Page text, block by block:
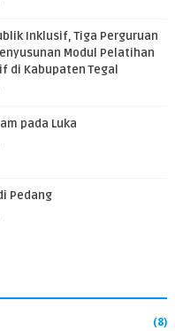
Inklusif, Tiga Perguruan
Modul Pelatihan
di Kabupaten Tegal
pada Luka
Pedang
(8)